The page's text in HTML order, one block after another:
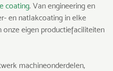
coating. Van engineering en
en natlakcoating in elke
eigen productiefaciliteiten
machineonderdelen,